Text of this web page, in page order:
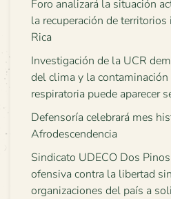
Foro analizará la situación
la recuperación de
Rica
Investigación de la UCR
del clima y la
respiratoria puede aparecer
Defensoría celebrará mes
Afrodescendencia
Sindicato UDECO Dos
ofensiva contra la libertad
organizaciones del país a